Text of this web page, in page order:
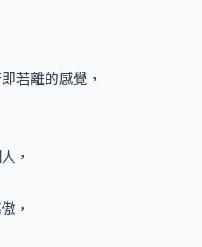
若離的感覺，
，
，